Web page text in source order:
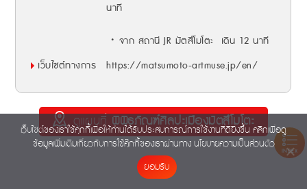
นาที
・จาก สถานี JR มัตสึโมโตะ เดิน 12 นาที
เว็บไซต์ทางการ
https://matsumoto-artmuse.jp/en/
ดูแผนที่พิพิธภัณฑ์ศิลปะเมืองมัตสึโมโตะ
INDEX
เว็บไซต์ของเราใช้คุกกี้เพื่อให้ท่านได้รับประสบการณ์การใช้งานที่ดียิ่งขึ้น คลิกเพื่อดู
ข้อมูลเพิ่มเติมเกี่ยวกับการใช้คุ๊กกี้ของเราผ่านทาง นโยบายความเป็นส่วนตัว
ยอมรับ